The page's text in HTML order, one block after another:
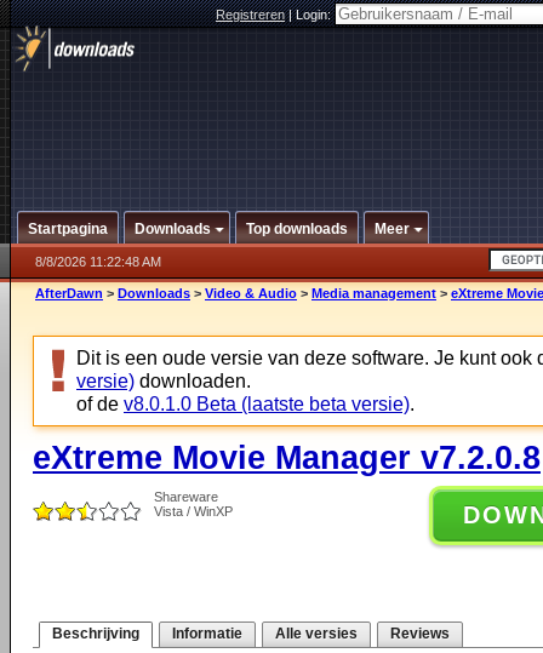
Registreren|Login:
Startpagina Downloads Top downloads Meer
8/8/2026 11:22:48 AM
AfterDawn > Downloads > Video & Audio > Media management > eXtreme
Dit is een oude versie van deze software. Je kunt ook
versie) downloaden.
of de v8.0.1.0 Beta (laatste beta versie).
eXtreme Movie Manager v7.2.0.8
Shareware
Vista / WinXP
Beschrijving Informatie Alle versies Reviews